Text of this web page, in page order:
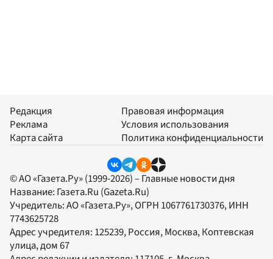
Редакция
Реклама
Карта сайта
Правовая информация
Условия использования
Политика конфиденциальности
© АО «Газета.Ру» (1999-2026) – Главные новости дня
Название: Газета.Ru (Gazeta.Ru)
Учредитель:АО «Газета.Ру», ОГРН 1067761730376, ИНН
7743625728
Адрес учредителя: 125239, Россия, Москва, Коптевская
улица, дом 67